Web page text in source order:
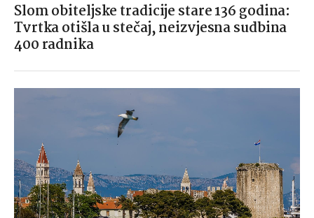
Slom obiteljske tradicije stare 136 godina:
Tvrtka otišla u stečaj, neizvjesna sudbina
400 radnika